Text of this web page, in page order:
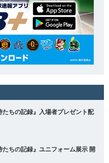
たちの記録』入場者プレゼント配
ちの記録』ユニフォーム展示 開